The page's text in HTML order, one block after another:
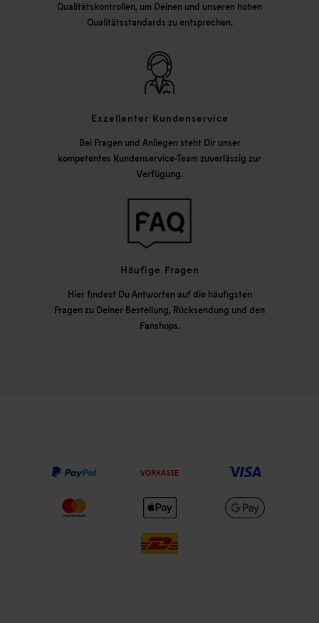
Qualitätskontrollen, um Deinen und unseren hohen
Qualitätsstandards zu entsprechen.
Exzellenter Kundenservice
Bei Fragen und Anliegen steht Dir unser
kompetentes Kundenservice-Team zuverlässig zur
Verfügung.
Häufige Fragen
Hier findest Du Antworten auf die häufigsten
Fragen zu Deiner Bestellung, Rücksendung und den
Fanshops.
VORKASSE